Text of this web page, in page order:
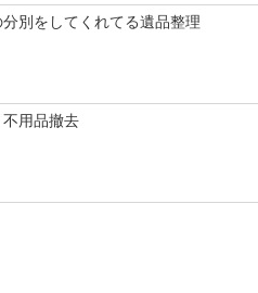
別をしてくれてる遺品整理
用品撤去